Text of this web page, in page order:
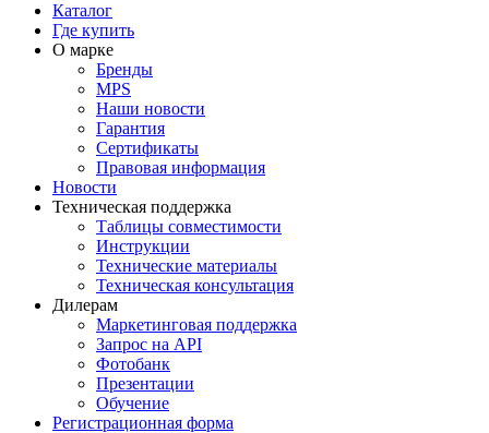
Каталог
Где купить
О марке
Бренды
MPS
Наши новости
Гарантия
Сертификаты
Правовая информация
Новости
Техническая поддержка
Таблицы совместимости
Инструкции
Технические материалы
Техническая консультация
Дилерам
Маркетинговая поддержка
Запрос на API
Фотобанк
Презентации
Обучение
Регистрационная форма